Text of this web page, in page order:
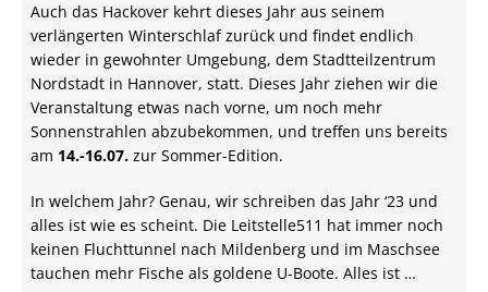
Auch das Hackover kehrt dieses Jahr aus seinem
verlängerten Winterschlaf zurück und findet endlich
wieder in gewohnter Umgebung, dem Stadtteilzentrum
Nordstadt in Hannover, statt. Dieses Jahr ziehen wir die
Veranstaltung etwas nach vorne, um noch mehr
Sonnenstrahlen abzubekommen, und treffen uns bereits
am 14.-16.07. zur Sommer-Edition.
In welchem Jahr? Genau, wir schreiben das Jahr ‘23 und
alles ist wie es scheint. Die Leitstelle511 hat immer noch
keinen Fluchttunnel nach Mildenberg und im Maschsee
tauchen mehr Fische als goldene U-Boote. Alles ist …